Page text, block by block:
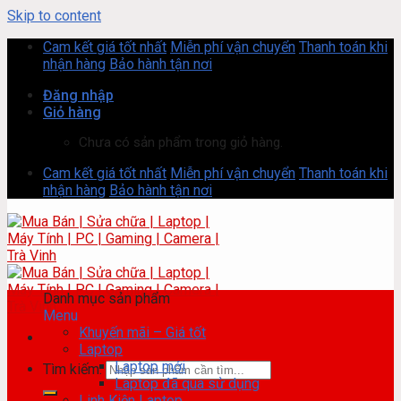
Skip to content
Cam kết giá tốt nhất Miễn phí vận chuyển Thanh toán khi
nhận hàng Bảo hành tận nơi
Đăng nhập
Giỏ hàng
Chưa có sản phẩm trong giỏ hàng.
Cam kết giá tốt nhất Miễn phí vận chuyển Thanh toán khi
nhận hàng Bảo hành tận nơi
Tìm kiếm:
Danh mục sản phẩm
Menu
Khuyến mãi – Giá tốt
Laptop
Laptop mới
Laptop đã qua sử dụng